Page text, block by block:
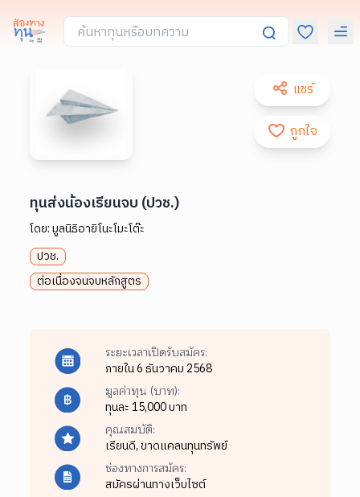
แชร์
ถูกใจ
ทุนส่งน้องเรียนจบ (ปวช.)
โดย:มูลนิธิอายิโนะโมะโต๊ะ
ปวช.
ต่อเนื่องจนจบหลักสูตร
ระยะเวลาเปิดรับสมัคร:
ภายใน 6 ธันวาคม 2568
มูลค่าทุน (บาท):
ทุนละ 15,000 บาท
คุณสมบัติ:
เรียนดี,ขาดแคลนทุนทรัพย์
ช่องทางการสมัคร:
สมัครผ่านทางเว็บไซต์